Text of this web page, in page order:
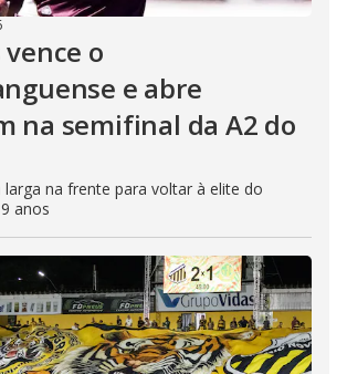
o
e abre
na semifinal da A2 do
na frente para voltar à elite do
anos